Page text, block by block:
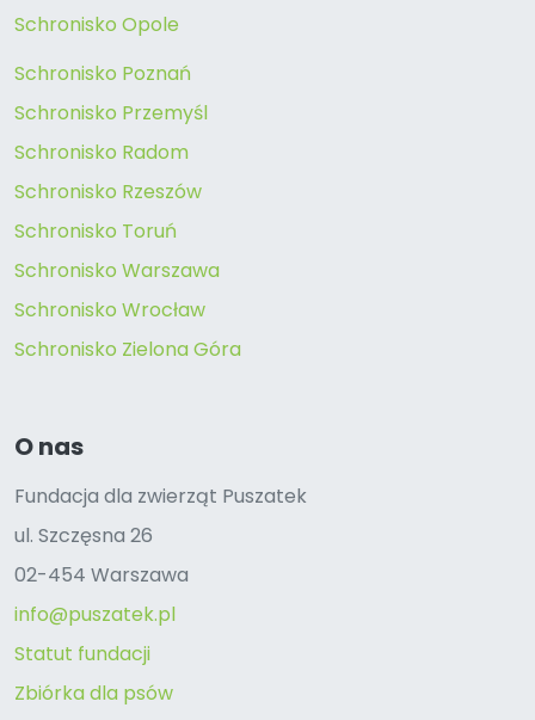
Schronisko Opole
Schronisko Poznań
Schronisko Przemyśl
Schronisko Radom
Schronisko Rzeszów
Schronisko Toruń
Schronisko Warszawa
Schronisko Wrocław
Schronisko Zielona Góra
O nas
Fundacja dla zwierząt Puszatek
ul. Szczęsna 26
02-454 Warszawa
info@puszatek.pl
Statut fundacji
Zbiórka dla psów